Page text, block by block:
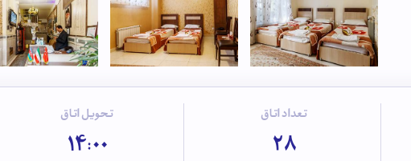
تعداد اتاق
28
تحویل اتاق
14:00